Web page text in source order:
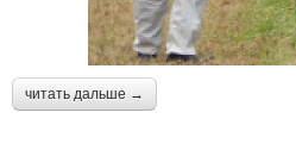
читать дальше →